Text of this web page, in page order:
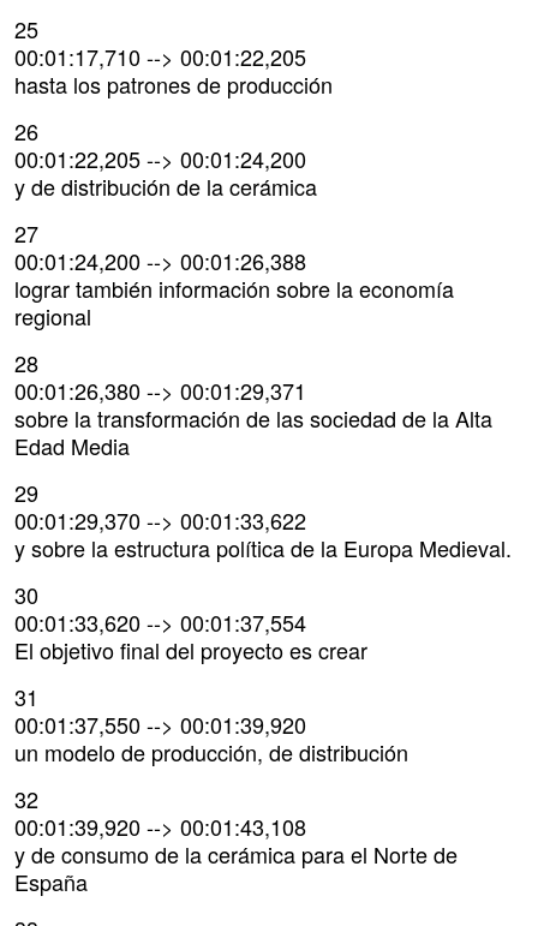
25
00:01:17,710 --> 00:01:22,205
hasta los patrones de producción
26
00:01:22,205 --> 00:01:24,200
y de distribución de la cerámica
27
00:01:24,200 --> 00:01:26,388
lograr también información sobre la economía
regional
28
00:01:26,380 --> 00:01:29,371
sobre la transformación de las sociedad de la Alta
Edad Media
29
00:01:29,370 --> 00:01:33,622
y sobre la estructura política de la Europa Medieval.
30
00:01:33,620 --> 00:01:37,554
El objetivo final del proyecto es crear
31
00:01:37,550 --> 00:01:39,920
un modelo de producción, de distribución
32
00:01:39,920 --> 00:01:43,108
y de consumo de la cerámica para el Norte de
España